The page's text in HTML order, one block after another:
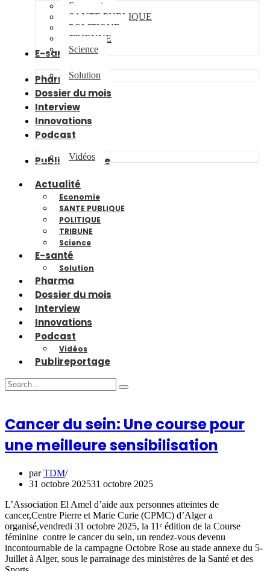
Economie
SANTE PUBLIQUE
POLITIQUE
TRIBUNE
Science
E-santé
Solution
Pharma
Dossier du mois
Interview
Innovations
Podcast
Vidéos
Publireportage
Actualité
Economie
SANTE PUBLIQUE
POLITIQUE
TRIBUNE
Science
E-santé
Solution
Pharma
Dossier du mois
Interview
Innovations
Podcast
Vidéos
Publireportage
Cancer du sein: Une course pour
une meilleure sensibilisation
parTDM
31 octobre 202531 octobre 2025
L’Association El Amel d’aide aux personnes atteintes de
cancer,Centre Pierre et Marie Curie (CPMC) d’Alger a
organisé,vendredi 31 octobre 2025, la 11ᵉ édition de la Course
féminine contre le cancer du sein, un rendez-vous devenu
incontournable de la campagne Octobre Rose au stade annexe du 5-
Juillet à Alger, sous le parrainage des ministères de la Santé et des